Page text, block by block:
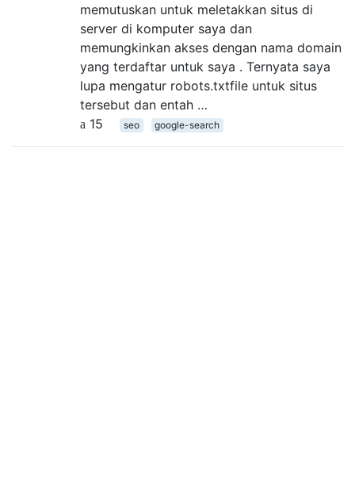
memutuskan untuk meletakkan situs di
server di komputer saya dan
memungkinkan akses dengan nama domain
yang terdaftar untuk saya . Ternyata saya
lupa mengatur robots.txtfile untuk situs
tersebut dan entah …
15
seo google-search